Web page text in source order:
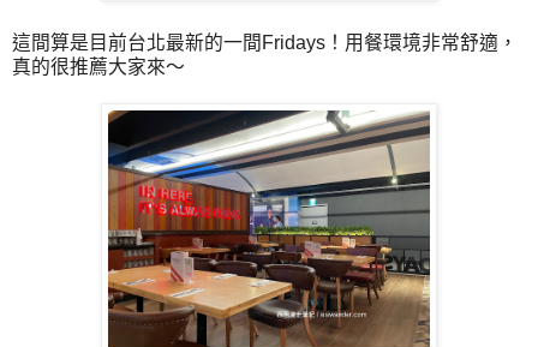
這間算是目前台北最新的一間Fridays！用餐環境非常舒適，
真的很推薦大家來～